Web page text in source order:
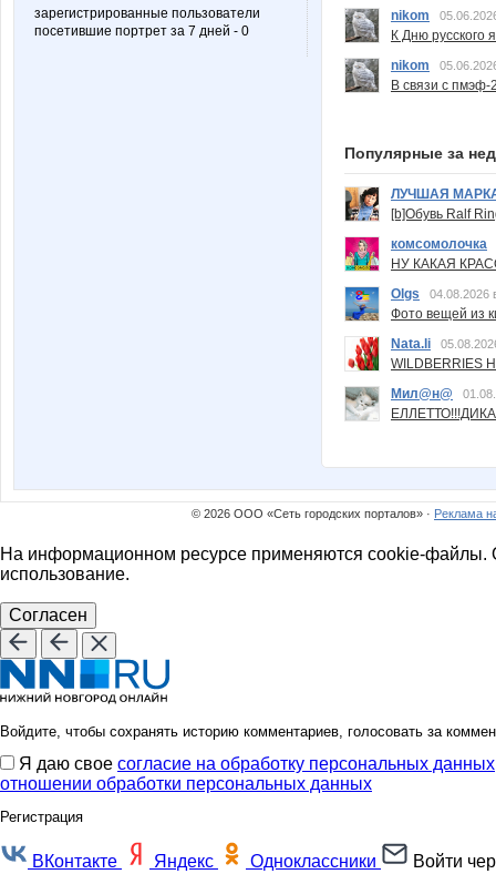
зарегистрированные пользователи
посетившие портрет за 7 дней - 0
nikom
К Дню русского
nikom
В связи с пмэф-
Популярные за
ЛУЧШАЯ
[b]Обувь Ralf
комсомолочка
НУ КАКАЯ
Olgs
04.08.2026
Фото вещей из
Nata.li
Мил@н@
© 2026 ООО «Сеть городских порталов» · Реклама
На информационном ресурсе применяются cookie-файлы.
использование.
Согласен
Войдите, чтобы сохранять историю комментариев, голосовать за
Я даю свое согласие на обработку персональных данных
отношении обработки персональных данных
Регистрация
ВКонтакте Яндекс Одноклассники Войти